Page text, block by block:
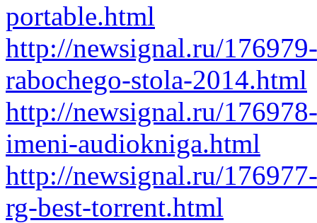
portable.html
http://newsignal.ru/
rabochego-stola-2014.html
http://newsignal.ru/
imeni-audiokniga.html
http://newsignal.ru/
rg-best-torrent.html